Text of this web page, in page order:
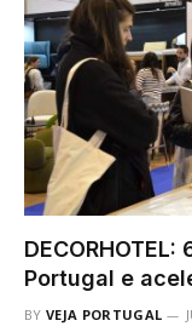
Portugal e
BY VEJA PORTUGAL